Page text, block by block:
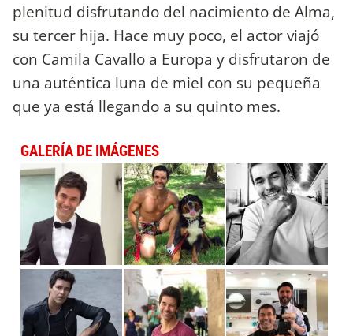
plenitud disfrutando del nacimiento de Alma,
su tercer hija. Hace muy poco, el actor viajó
con Camila Cavallo a Europa y disfrutaron de
una auténtica luna de miel con su pequeña
que ya está llegando a su quinto mes.
GALERÍA DE IMÁGENES